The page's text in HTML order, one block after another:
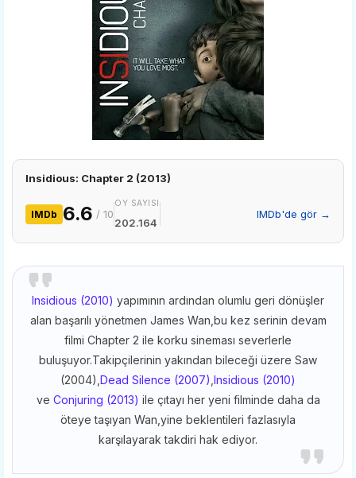
Insidious: Chapter 2 (2013)
IMDb 6.6 / 10
OY SAYISI
202.164
IMDb'de gör →
Insidious (2010) yapımının ardından olumlu geri dönüşler
alan başarılı yönetmen James Wan,bu kez serinin devam
filmi Chapter 2 ile korku sineması severlerle
buluşuyor.Takipçilerinin yakından bileceği üzere Saw
(2004), Dead Silence (2007) Insidious (2010)
ve Conjuring (2013) ile çıtayı her yeni filminde daha da
öteye taşıyan Wan,yine beklentileri fazlasıyla
karşılayarak takdiri hak ediyor.